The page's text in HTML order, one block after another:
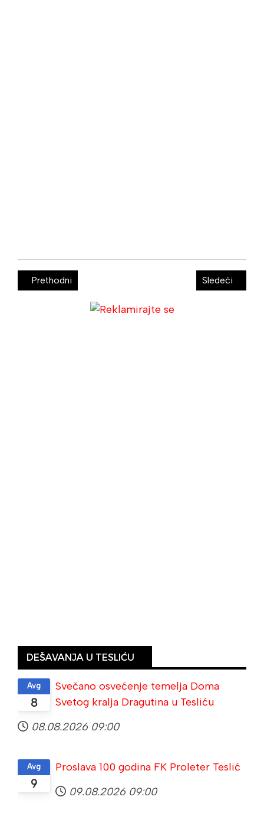
Prethodni Sledeći
DEŠAVANJA U TESLIĆU
8
Avg
Svečano osvećenje temelja Doma
Svetog kralja Dragutina u Tesliću
08.08.2026 09:00
9
Avg
Proslava 100 godina FK Proleter Teslić
09.08.2026 09:00